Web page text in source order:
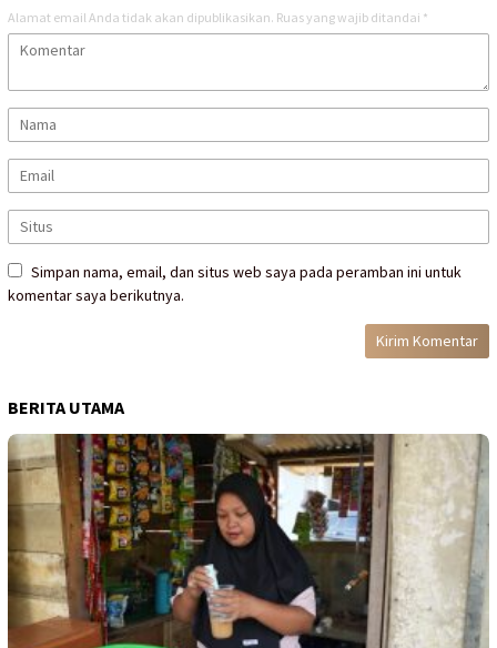
Alamat email Anda tidak akan dipublikasikan. Ruas yang wajib ditandai *
Simpan nama, email, dan situs web saya pada peramban ini untuk
komentar saya berikutnya.
BERITA UTAMA